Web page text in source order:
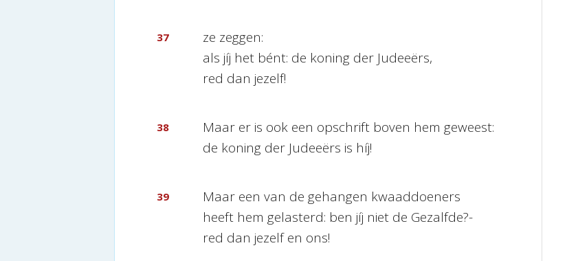
37
ze zeggen:
als jíj het bént: de koning der Judeeërs,
red dan jezelf!
38
Maar er is ook een opschrift boven hem geweest:
de koning der Judeeërs is híj!
39
Maar een van de gehangen kwaaddoeners
heeft hem gelasterd: ben jíj niet de Gezalfde?-
red dan jezelf en ons!